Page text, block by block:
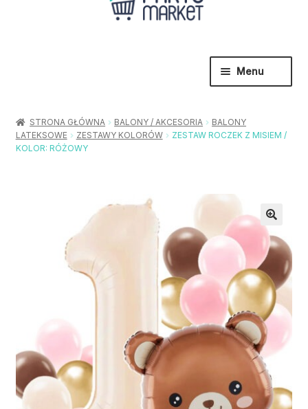
Menu
Urodziny / Imprezy
Rozwiń
Stroje / Dodatki
Rozwiń
Akcesoria Party
STRONA GŁÓWNA BALONY / AKCESORIA
BALONY
LATEKSOWE
ZESTAWY KOLORÓW
ZESTAW ROCZEK Z MISIEM /
KOLOR: RÓŻOWY